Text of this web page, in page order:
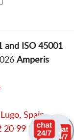
and ISO 45001
Amperis
Spain
20 99 20